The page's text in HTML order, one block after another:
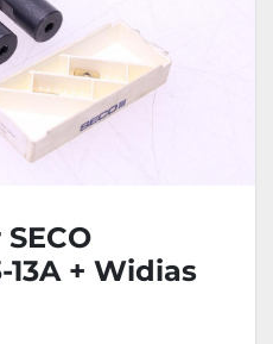
13A + Widias